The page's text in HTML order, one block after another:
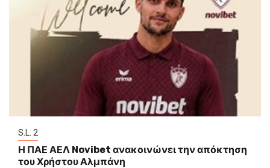
S.L. 2
Η ΠΑΕ ΑΕΛ Novibet ανακοινώνει την απόκτηση
του Χρήστου Αλμπάνη